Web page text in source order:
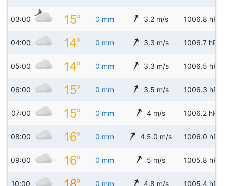
03:00 0 mm 3.2 m/s 1006.8 hPa
04:00 0 mm 3.3 m/s 1006.7 hPa
05:00 0 mm 3.3 m/s 1006.5 hPa
06:00 0 mm 3.5 m/s 1006.3 hPa
07:00 0 mm 4 m/s 1006.2 hPa
08:00 0 mm 4.5.0 m/s 1006.0 hPa
09:00 0 mm 5 m/s 1005.8 hPa
10:00 0 mm 4.8 m/s 1005.4 hPa